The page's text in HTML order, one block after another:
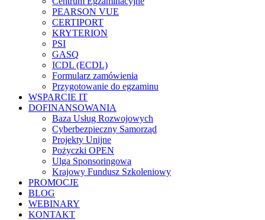
PEARSON VUE
CERTIPORT
KRYTERION
PSI
GASQ
ICDL (ECDL)
Formularz zamówienia
Przygotowanie do egzaminu
WSPARCIE IT
DOFINANSOWANIA
Baza Usług Rozwojowych
Cyberbezpieczny Samorząd
Projekty Unijne
Pożyczki OPEN
Ulga Sponsoringowa
Krajowy Fundusz Szkoleniowy
PROMOCJE
BLOG
WEBINARY
KONTAKT